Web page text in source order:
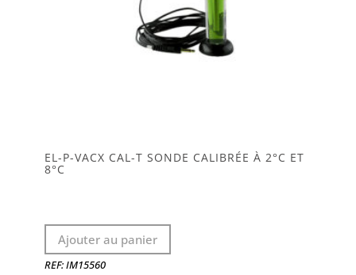
EL-P-VACX CAL-T SONDE CALIBRÉE À 2°C ET
8°C
Ajouter au panier
REF: IM15560